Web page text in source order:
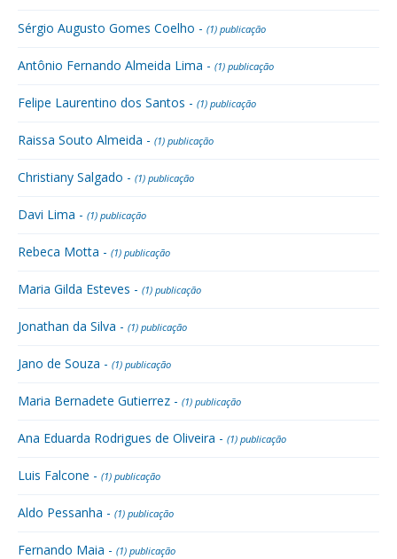
Sérgio Augusto Gomes Coelho - (1) publicação
Antônio Fernando Almeida Lima - (1) publicação
Felipe Laurentino dos Santos - (1) publicação
Raissa Souto Almeida - (1) publicação
Christiany Salgado - (1) publicação
Davi Lima - (1) publicação
Rebeca Motta - (1) publicação
Maria Gilda Esteves - (1) publicação
Jonathan da Silva - (1) publicação
Jano de Souza - (1) publicação
Maria Bernadete Gutierrez - (1) publicação
Ana Eduarda Rodrigues de Oliveira - (1) publicação
Luis Falcone - (1) publicação
Aldo Pessanha - (1) publicação
Fernando Maia - (1) publicação